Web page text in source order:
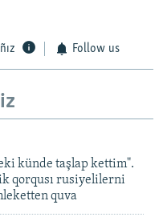
Follow us
künde taşlap kettim".
qorqusı rusiyelilerni
quva